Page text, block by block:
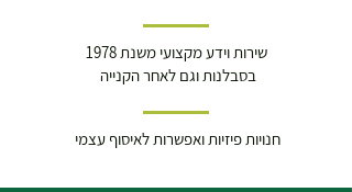
שירות וידע מקצועי משנת 1978
בסבלנות וגם לאחר הקנייה
חנויות פיזיות ואפשרות לאיסוף עצמי